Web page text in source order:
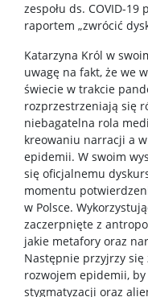
zespołu ds. COVID-
raportem „zwrócić
Katarzyna Król w
uwagę na fakt, że we
świecie w trakcie
rozprzestrzeniają się
niebagatelna rola
kreowaniu narracji a
epidemii. W swoim
się oficjalnemu
momentu
w Polsce.
zaczerpnięte z
jakie metafory oraz
Następnie przyjrzy
rozwojem epidemii, by
stygmatyzacji oraz